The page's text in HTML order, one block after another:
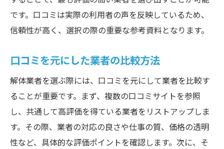
です。口コミは実際の利用者の声を反映しているため、
信頼性が高く、選択の際の重要な参考資料となります。
口コミを元にした業者の比較方法
解体業者を選ぶ際には、口コミを元にして業者を比較す
ることが重要です。まず、複数の口コミサイトを参照
し、共通して高評価を得ている業者をリストアップしま
す。その際、業者の対応の良さや仕事の質、価格の透明
性など、具体的な評価ポイントを確認します。次に、そ